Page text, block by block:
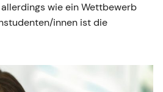
wie ein Wettbewerb
innen ist die